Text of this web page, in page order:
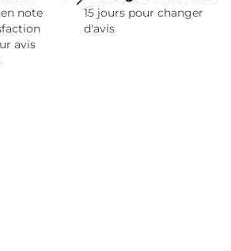
note
avis
15 jours pour changer
d'avis